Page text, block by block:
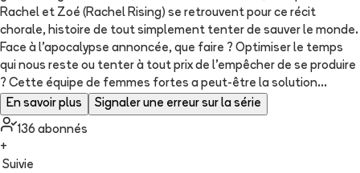
Rachel et Zoé (Rachel Rising) se retrouvent pour ce récit
chorale, histoire de tout simplement tenter de sauver le monde.
Face à l'apocalypse annoncée, que faire ? Optimiser le temps
qui nous reste ou tenter à tout prix de l'empêcher de se produire
? Cette équipe de femmes fortes a peut-être la solution...
En savoir plus
Signaler une erreur sur la série
136 abonnés
+
Suivie